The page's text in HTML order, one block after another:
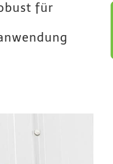
für